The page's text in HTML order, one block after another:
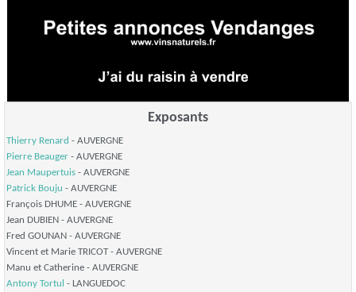
Exposants
Thierry Renard - AUVERGNE
Pierre Beauger - AUVERGNE
Jean Maupertuis - AUVERGNE
Patrick Bouju - AUVERGNE
François DHUME - AUVERGNE
Jean DUBIEN - AUVERGNE
Fred GOUNAN - AUVERGNE
Vincent et Marie TRICOT- AUVERGNE
Manu et Catherine - AUVERGNE
Antony Tortul - LANGUEDOC